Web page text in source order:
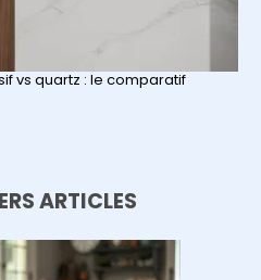
vs quartz : le comparatif
ARTICLES